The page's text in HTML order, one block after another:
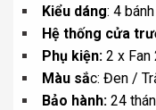
Kiểu dáng: 4
Hệ thống cửa
Phụ kiện: 2 x Fan
Màu sắc: Đen /
Bảo hành: 24